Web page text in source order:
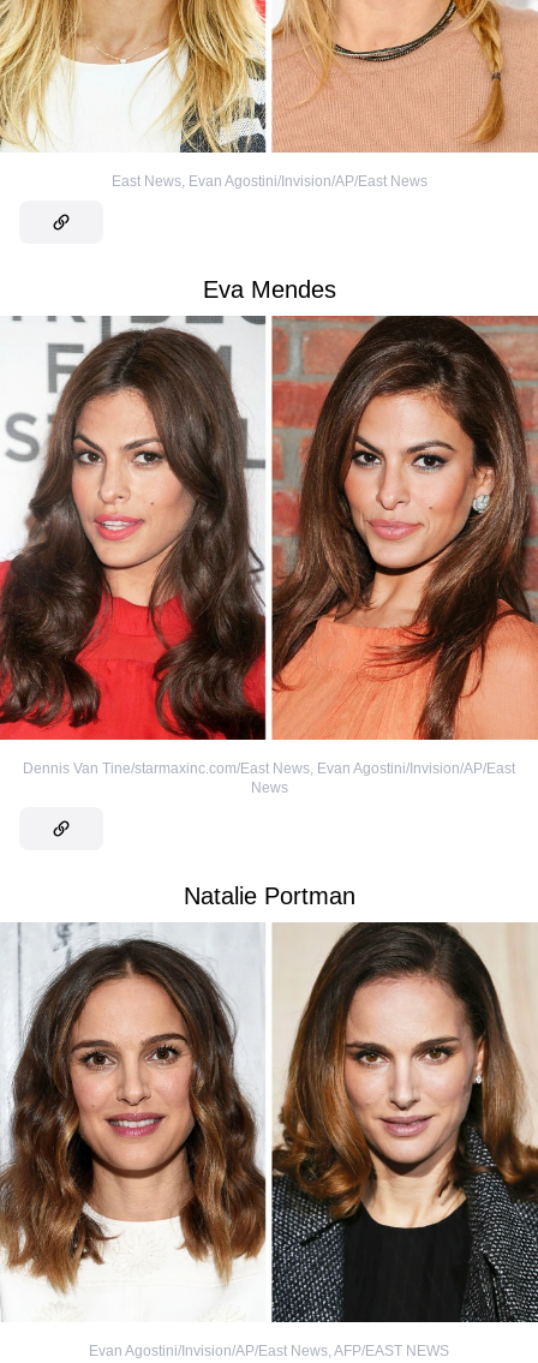
East News, Evan Agostini/Invision/AP/East News
Eva Mendes
Dennis Van Tine/starmaxinc.com/East News, Evan Agostini/Invision/AP/East
News
Natalie Portman
Evan Agostini/Invision/AP/East News, AFP/EAST NEWS